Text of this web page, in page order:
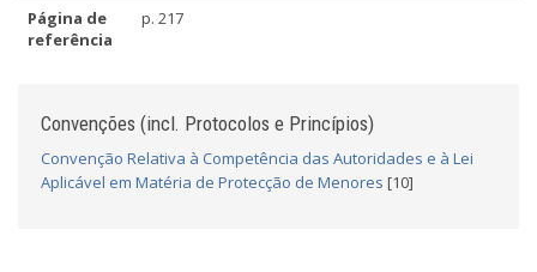
Página de
referência
p. 217
Convenções (incl. Protocolos e Princípios)
Convenção Relativa à Competência das Autoridades e à Lei
Aplicável em Matéria de Protecção de Menores [10]